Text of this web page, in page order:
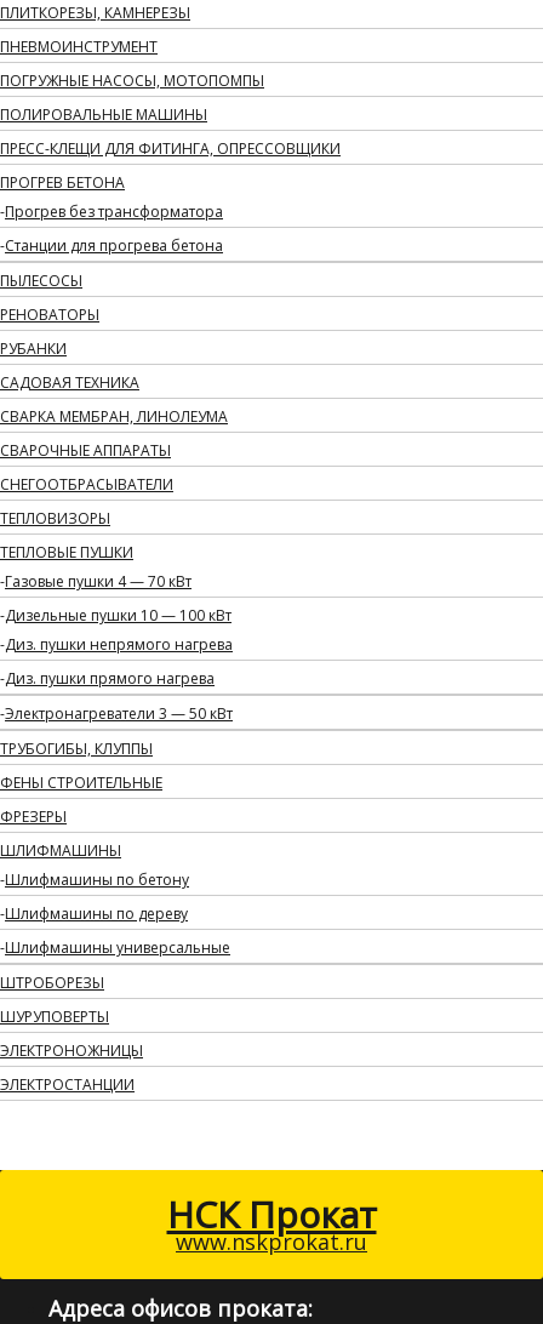
ПЛИТКОРЕЗЫ, КАМНЕРЕЗЫ
ПНЕВМОИНСТРУМЕНТ
ПОГРУЖНЫЕ НАСОСЫ, МОТОПОМПЫ
ПОЛИРОВАЛЬНЫЕ МАШИНЫ
ПРЕСС-КЛЕЩИ ДЛЯ ФИТИНГА, ОПРЕССОВЩИКИ
ПРОГРЕВ БЕТОНА
Прогрев без трансформатора
Станции для прогрева бетона
ПЫЛЕСОСЫ
РЕНОВАТОРЫ
РУБАНКИ
САДОВАЯ ТЕХНИКА
СВАРКА МЕМБРАН, ЛИНОЛЕУМА
СВАРОЧНЫЕ АППАРАТЫ
СНЕГООТБРАСЫВАТЕЛИ
ТЕПЛОВИЗОРЫ
ТЕПЛОВЫЕ ПУШКИ
Газовые пушки 4 — 70 кВт
Дизельные пушки 10 — 100 кВт
Диз. пушки непрямого нагрева
Диз. пушки прямого нагрева
Электронагреватели 3 — 50 кВт
ТРУБОГИБЫ, КЛУППЫ
ФЕНЫ СТРОИТЕЛЬНЫЕ
ФРЕЗЕРЫ
ШЛИФМАШИНЫ
Шлифмашины по бетону
Шлифмашины по дереву
Шлифмашины универсальные
ШТРОБОРЕЗЫ
ШУРУПОВЕРТЫ
ЭЛЕКТРОНОЖНИЦЫ
ЭЛЕКТРОСТАНЦИИ
НСК Прокат
www.nskprokat.ru
Адреса офисов проката: